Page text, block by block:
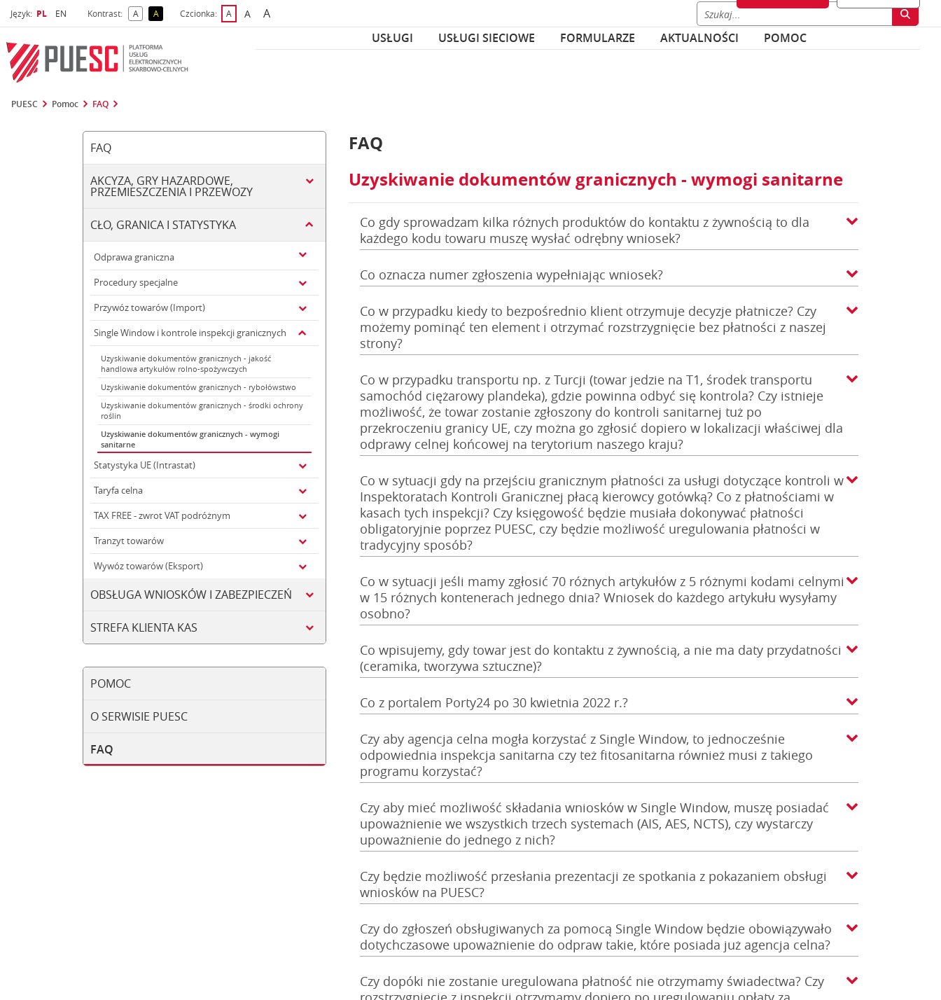
Język: Wybrany język
PL Wybierz język
EN Kontrast: Akontrast domyślny
Akontrast żółty tekst na czarnym tle
Czcionka: Adomyślna czcionka
Awiększa czcionka
Anajwiększa czcionka
USŁUGI
USŁUGI SIECIOWE FORMULARZE AKTUALNOŚCI POMOC
PUESC Pomoc FAQ
FAQ
AKCYZA, GRY HAZARDOWE,
PRZEMIESZCZENIA I PRZEWOZY
CŁO, GRANICA I STATYSTYKA
Odprawa graniczna
Procedury specjalne
Przywóz towarów (Import)
Single Window i kontrole inspekcji granicznych
Uzyskiwanie dokumentów granicznych - jakość
handlowa artykułów rolno-spożywczych
Uzyskiwanie dokumentów granicznych - rybołówstwo
Uzyskiwanie dokumentów granicznych - środki ochrony
roślin
Uzyskiwanie dokumentów granicznych - wymogi
sanitarne
Statystyka UE (Intrastat)
Taryfa celna
TAX FREE - zwrot VAT podróżnym
Tranzyt towarów
Wywóz towarów (Eksport)
OBSŁUGA WNIOSKÓW I ZABEZPIECZEŃ
STREFA KLIENTA KAS
POMOC
O SERWISIE PUESC
FAQ
FAQ
Uzyskiwanie dokumentów granicznych - wymogi sanitarne
Co gdy sprowadzam kilka różnych produktów do kontaktu z żywnością to dla
każdego kodu towaru muszę wysłać odrębny wniosek?
Co oznacza numer zgłoszenia wypełniając wniosek?
Co w przypadku kiedy to bezpośrednio klient otrzymuje decyzje płatnicze? Czy
możemy pominąć ten element i otrzymać rozstrzygnięcie bez płatności z naszej
strony?
Co w przypadku transportu np. z Turcji (towar jedzie na T1, środek transportu
samochód ciężarowy plandeka), gdzie powinna odbyć się kontrola? Czy istnieje
możliwość, że towar zostanie zgłoszony do kontroli sanitarnej tuż po
przekroczeniu granicy UE, czy można go zgłosić dopiero w lokalizacji właściwej dla
odprawy celnej końcowej na terytorium naszego kraju?
Co w sytuacji gdy na przejściu granicznym płatności za usługi dotyczące kontroli w
Inspektoratach Kontroli Granicznej płacą kierowcy gotówką? Co z płatnościami w
kasach tych inspekcji? Czy księgowość będzie musiała dokonywać płatności
obligatoryjnie poprzez PUESC, czy będzie możliwość uregulowania płatności w
tradycyjny sposób?
Co w sytuacji jeśli mamy zgłosić 70 różnych artykułów z 5 różnymi kodami celnymi
w 15 różnych kontenerach jednego dnia? Wniosek do każdego artykułu wysyłamy
osobno?
Co wpisujemy, gdy towar jest do kontaktu z żywnością, a nie ma daty przydatności
(ceramika, tworzywa sztuczne)?
Co z portalem Porty24 po 30 kwietnia 2022 r.?
Czy aby agencja celna mogła korzystać z Single Window, to jednocześnie
odpowiednia inspekcja sanitarna czy też fitosanitarna również musi z takiego
programu korzystać?
Czy aby mieć możliwość składania wniosków w Single Window, muszę posiadać
upoważnienie we wszystkich trzech systemach (AIS, AES, NCTS), czy wystarczy
upoważnienie do jednego z nich?
Czy będzie możliwość przesłania prezentacji ze spotkania z pokazaniem obsługi
wniosków na PUESC?
Czy do zgłoszeń obsługiwanych za pomocą Single Window będzie obowiązywało
dotychczasowe upoważnienie do odpraw takie, które posiada już agencja celna?
Czy dopóki nie zostanie uregulowana płatność nie otrzymamy świadectwa? Czy